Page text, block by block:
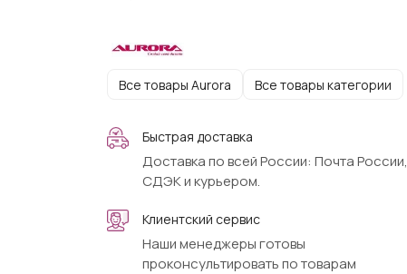
Все товары Aurora Все товары категории
Быстрая доставка
Доставка по всей России: Почта России,
СДЭК и курьером.
Клиентский сервис
Наши менеджеры готовы
проконсультировать по товарам